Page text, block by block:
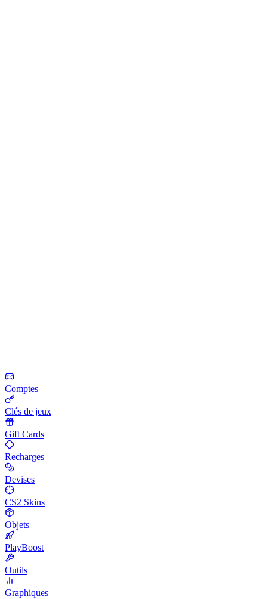
Comptes
Clés de jeux
Gift Cards
Recharges
Devises
CS2 Skins
Objets
PlayBoost
Outils
Graphiques